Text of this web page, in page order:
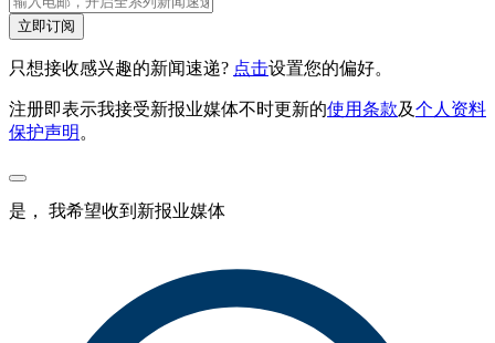
立即订阅
只想接收感兴趣的新闻速递? 点击设置您的偏好。
注册即表示我接受新报业媒体不时更新的使用条款及个人资料
保护声明 。
是， 我希望收到新报业媒体